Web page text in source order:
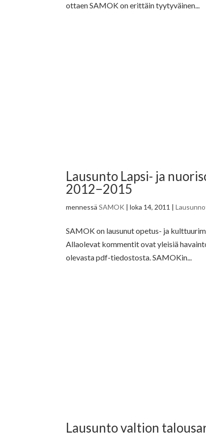
ottaen SAMOK on erittäin tyytyväinen...
Lausunto Lapsi- ja
2012−2015
mennessäSAMOK |loka 14, 2011 |
SAMOK on lausunut opetus- ja
Allaolevat kommentit ovat yleisiä
olevasta pdf-tiedostosta. SAMOKin...
Lausunto valtion